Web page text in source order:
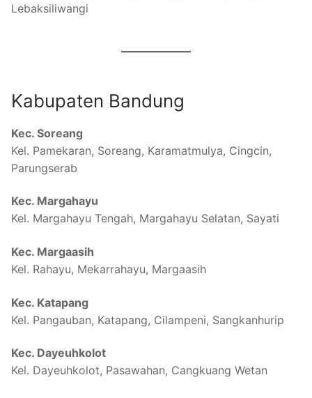
Lebaksiliwangi
Kabupaten Bandung
Kec. Soreang
Kel. Pamekaran, Soreang, Karamatmulya, Cingcin,
Parungserab
Kec. Margahayu
Kel. Margahayu Tengah, Margahayu Selatan, Sayati
Kec. Margaasih
Kel. Rahayu, Mekarrahayu, Margaasih
Kec. Katapang
Kel. Pangauban, Katapang, Cilampeni, Sangkanhurip
Kec. Dayeuhkolot
Kel. Dayeuhkolot, Pasawahan, Cangkuang Wetan